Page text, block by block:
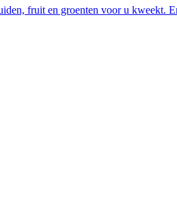
fruit en groenten voor u kweekt.